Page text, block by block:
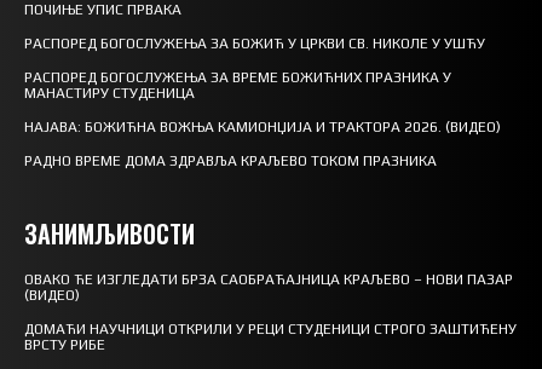
ПОЧИЊЕ УПИС ПРВАКА
РАСПОРЕД БОГОСЛУЖЕЊА ЗА БОЖИЋ У ЦРКВИ СВ. НИКОЛЕ У УШЋУ
РАСПОРЕД БОГОСЛУЖЕЊА ЗА ВРЕМЕ БОЖИЋНИХ ПРАЗНИКА У
МАНАСТИРУ СТУДЕНИЦА
НАЈАВА: БОЖИЋНА ВОЖЊА КАМИОНЏИЈА И ТРАКТОРА 2026. (ВИДЕО)
РАДНО ВРЕМЕ ДОМА ЗДРАВЉА КРАЉЕВО ТОКОМ ПРАЗНИКА
ЗАНИМЉИВОСТИ
ОВАКО ЋЕ ИЗГЛЕДАТИ БРЗА САОБРАЋАЈНИЦА КРАЉЕВО – НОВИ ПАЗАР
(ВИДЕО)
ДОМАЋИ НАУЧНИЦИ ОТКРИЛИ У РЕЦИ СТУДЕНИЦИ СТРОГО ЗАШТИЋЕНУ
ВРСТУ РИБЕ